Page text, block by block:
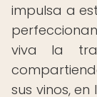
impulsa a
viva la
sus vinos,